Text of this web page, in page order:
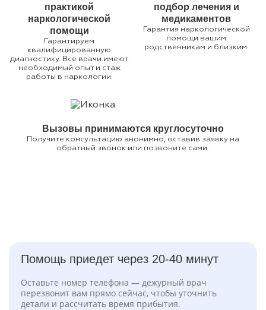
практикой
наркологической
помощи
Гарантируем
квалифицированную
диагностику. Все врачи имеют
необходимый опыт и стаж
работы в наркологии.
подбор лечения и
медикаментов
Гарантия наркологической
помощи вашим
родственникам и близким.
Вызовы принимаются круглосуточно
Получите консультацию анонимно, оставив заявку на
обратный звонок или позвоните сами.
Помощь приедет через 20-40 минут
Оставьте номер телефона — дежурный врач
перезвонит вам прямо сейчас, чтобы уточнить
детали и рассчитать время прибытия.